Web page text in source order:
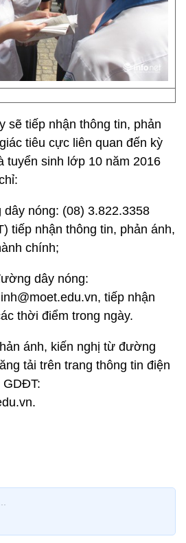
sẽ tiếp nhận thông tin, phản
tiêu cực liên quan đến kỳ
tuyển sinh lớp 10 năm 2016
nóng: (08) 3.822.3358
tiếp nhận thông tin, phản ánh,
chính;
dây nóng:
tiếp nhận
thời điểm trong ngày.
ánh, kiến nghị từ đường
tải trên trang thông tin điện